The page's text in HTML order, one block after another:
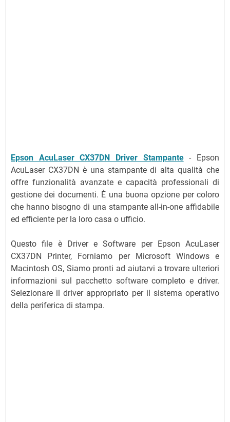
Epson AcuLaser CX37DN Driver Stampante- Epson
AcuLaser CX37DN è una stampante di alta qualità che
offre funzionalità avanzate e capacità professionali di
gestione dei documenti. È una buona opzione per coloro
che hanno bisogno di una stampante all-in-one affidabile
ed efficiente per la loro casa o ufficio.
Questo file è Driver e Software per Epson AcuLaser
CX37DN Printer, Forniamo per Microsoft Windows e
Macintosh OS, Siamo pronti ad aiutarvi a trovare ulteriori
informazioni sul pacchetto software completo e driver.
Selezionare il driver appropriato per il sistema operativo
della periferica di stampa.